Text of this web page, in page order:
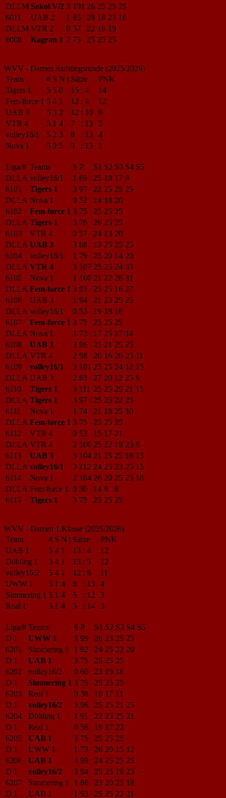
DLLM Sokol V/2 3 101 26 25 25 25
6011
UAB 2 1 85 28 18 23 16
DLLM VTR 2 0 57 22 16 19
6008
Kagran 1 3 75 25 25 25
WVV - Damen Aufstiegsrunde (2025/2026)
Team
# S N | Sätze | PNK
Tigers 1
5 5 0 15 : 4
14
Fem-force 1 5 4 1 12 : 4
12
UAB 3
5 3 2 12 : 10
9
VTR 4
5 1 4 7 : 13
5
volley16/1
5 2 3 8 : 13
4
Nova 1
5 0 5 5 : 15 1
Liga/# Teams S P S1 S2 S3 S4 S5
DLLA volley16/1 1 69 25 18 17 9
6101
Tigers 1 3 97 22 25 25 25
DLLA Nova 1 0 52 14 18 20
6102
Fem-force 1 3 75 25 25 25
DLLA Tigers 1 3 76 26 25 25
6103
VTR 4 0 57 24 13 20
DLLA UAB 3 3 88 13 25 25 25
6104
volley16/1 1 79 25 20 14 20
DLLA VTR 4 3 107 25 25 24 33
6105
Nova 1 1 100 21 22 26 31
DLLA Fem-force 1 3 93 25 25 16 27
6106
UAB 3 1 94 21 23 25 25
DLLA volley16/1 0 53 19 18 16
6107
Fem-force 1 3 75 25 25 25
DLLA Nova 1 1 73 17 25 17 14
6108
UAB 3 3 96 25 21 25 25
DLLA VTR 4 2 98 20 16 26 25 11
6109
volley16/1 3 101 25 25 24 12 15
DLLA UAB 3 2 93 27 20 12 25 9
6110
Tigers 1 3 111 25 25 25 21 15
DLLA Tigers 1 3 97 25 25 22 25
6111
Nova 1 1 74 21 18 25 10
DLLA Fem-force 1 3 75 25 25 25
6112
VTR 4 0 53 15 17 21
DLLA VTR 4 2 100 25 22 19 25 9
6113
UAB 3 3 104 21 25 25 18 15
DLLA volley16/1 3 112 24 25 23 25 15
6114
Nova 1 2 104 26 20 25 23 10
DLLA Fem-force 1 0 30 14 8
8
6115
Tigers 1 3 75 25 25 25
WVV - Damen 1.Klasse (2025/2026)
Team
# S N | Sätze | PNK
UAB 1
5 4 1 13 : 4
12
Döbling 1
5 4 1 13 : 5
12
volley16/2
5 4 1 12 : 8
11
UWW 1
5 1 4 8 : 13
4
Simmering 1 5 1 4 5 : 12
3
Real 1
5 1 4 5 : 14 3
Liga/# Teams S P S1 S2 S3 S4 S5
D 1
UWW 1 3 99 26 23 25 25
6201
Simmering 1 1 92 24 25 23 20
D 1
UAB 1 3 75 25 25 25
6202
volley16/2 0 60 23 19 18
D 1
Simmering 1 3 75 25 25 25
6203
Real 1 0 38 10 17 11
D 1
volley16/2 3 96 25 25 21 25
6204
Döbling 1 1 91 22 23 25 21
D 1
Real 1 0 58 19 17 22
6205
UAB 1 3 75 25 25 25
D 1
UWW 1 1 73 26 20 15 12
6206
UAB 1 3 99 24 25 25 25
D 1
volley16/2 3 94 25 25 19 25
6207
Simmering 1 1 86 23 20 25 18
D 1
UAB 1 1 93 25 25 22 21